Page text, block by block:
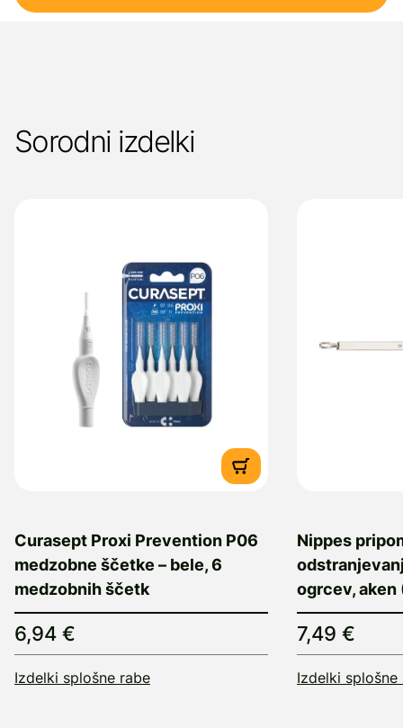
Sorodni izdelki
Curasept Proxi Prevention P06
medzobne ščetke – bele, 6
medzobnih ščetk
6,94 €
Izdelki splošne rabe
Nippes
ogrcev, aken
7,49 €
Izdelki splošne